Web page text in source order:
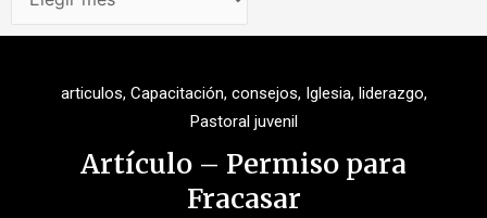
articulos, Capacitación, consejos, Iglesia, liderazgo,
Pastoral juvenil
Artículo – Permiso para
Fracasar